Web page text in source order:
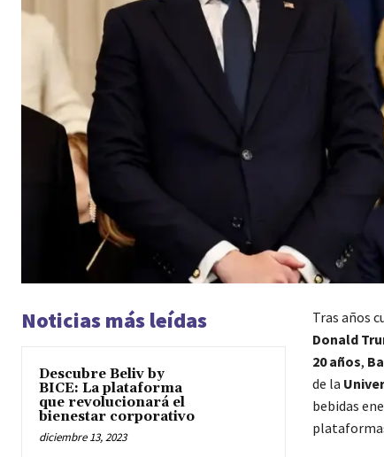
Noticias más leídas
Descubre Beliv by
BICE: La plataforma
que revolucionará el
bienestar corporativo
diciembre 13, 2023
Tras años
Donald
20 años,
de la
bebidas